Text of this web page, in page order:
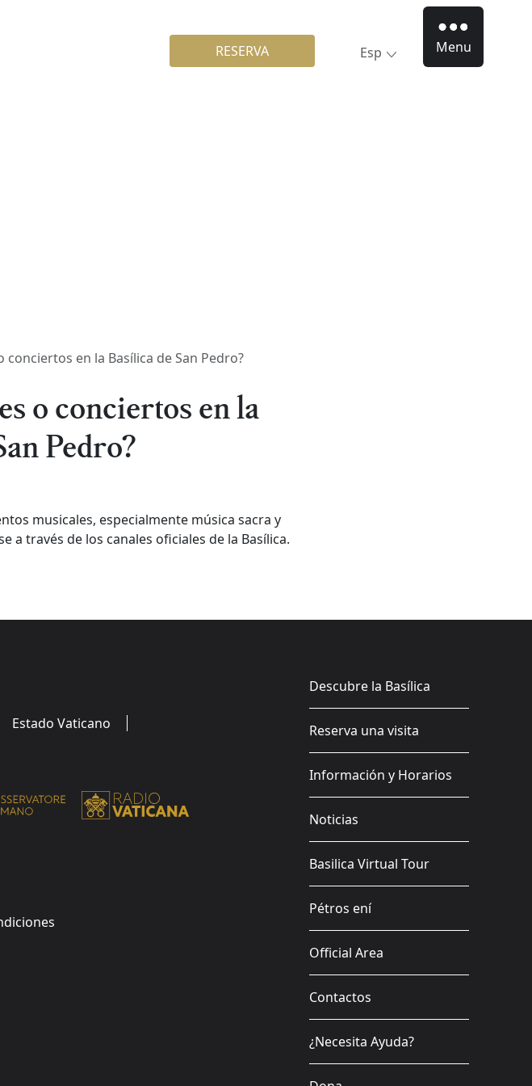
RESERVA Esp Menu
conciertos en la Basílica de San Pedro?
o conciertos en la
Pedro?
musicales, especialmente música sacra y
a través de los canales oficiales de la Basílica.
Estado Vaticano
Descubre la Basílica
Reserva una visita
Información y Horarios
Noticias
Basilica Virtual Tour
Pétros ení
Official Area
Contactos
¿Necesita Ayuda?